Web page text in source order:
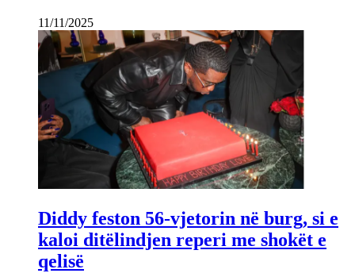
11/11/2025
Diddy feston 56-vjetorin në burg, si e
kaloi ditëlindjen reperi me shokët e
qelisë